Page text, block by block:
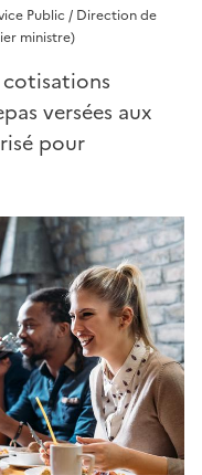
Public / Direction de
ministre)
versées aux
pour